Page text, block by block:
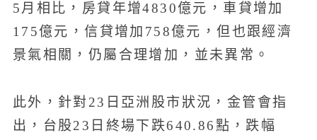
5月相比，房貸年增4830億元，車貸增加
175億元，信貸增加758億元，但也跟經濟
景氣相關，仍屬合理增加，並未異常。
此外，針對23日亞洲股市狀況，金管會指
出，台股23日終場下跌640.86點，跌幅